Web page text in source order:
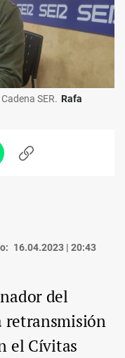
SER. Rafa
Copiar
16.04.2023 | 20:43
del
retransmisión
el Cívitas